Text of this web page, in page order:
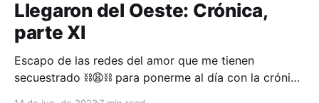
Llegaron del Oeste: Crónica,
parte XI
Escapo de las redes del amor que me tienen
secuestrado ⛓😩⛓ para ponerme al día con la crónica